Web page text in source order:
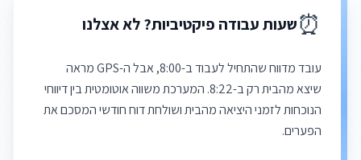
⏰שעות עבודה פיקטיביות? לא אצלנו
עובד מדווח שהתחיל לעבוד ב-8:00, אבל ה-GPS מראה
שיצא מהבית רק ב-8:22. המערכת משווה אוטומטית בין דיווחי
הנוכחות לזמני היציאה מהבית ושולחת דוח חודשי המסכם את
הפערים.